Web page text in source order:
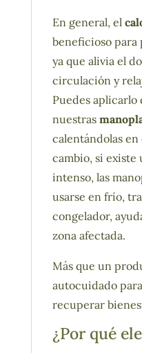
En general, el
beneficioso para
ya que alivia el
circulación y
Puedes aplicarlo
nuestras
calentándolas
cambio, si
intenso, las
usarse en frío,
congelador,
zona afectada.
Más que un
autocuidado
recuperar
¿Por qué